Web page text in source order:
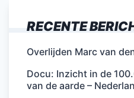
RECENTE
Overlijden Marc van
Docu: Inzicht in de
van de aarde –